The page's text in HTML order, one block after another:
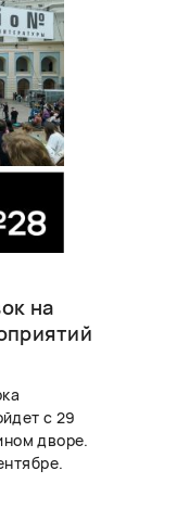
на
с 29
дворе.